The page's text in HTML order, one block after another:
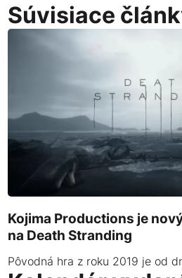
Súvisiace
Kojima Productions je
na Death Stranding
Pôvodná hra z roku 2019 je od